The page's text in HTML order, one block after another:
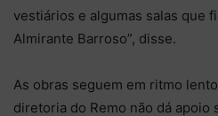
vestiários e algumas salas que
Almirante Barroso”, disse.
As obras seguem em ritmo
diretoria do Remo não dá apoio